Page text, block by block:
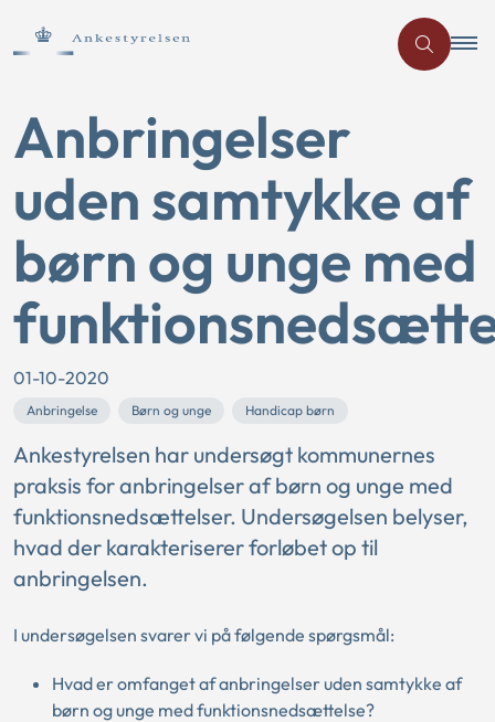
Anbringelser
uden samtykke af
børn og unge med
01-10-2020
Anbringelse Børn og unge Handicap børn
Ankestyrelsen har undersøgt kommunernes
praksis for anbringelser af børn og unge med
funktionsnedsættelser. Undersøgelsen belyser,
hvad der karakteriserer forløbet op til
anbringelsen.
I undersøgelsen svarer vi på følgende spørgsmål:
Hvad er omfanget af anbringelser uden samtykke af
børn og unge med funktionsnedsættelse?